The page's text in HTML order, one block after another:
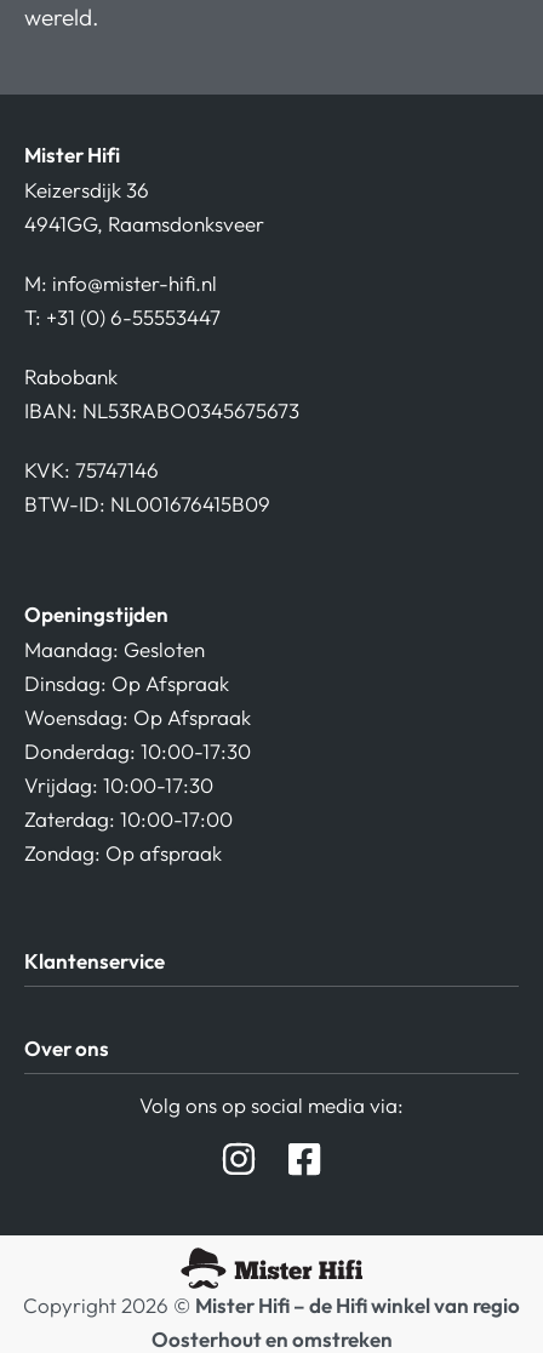
wereld.
Mister Hifi
Keizersdijk 36
4941GG, Raamsdonksveer
M: info@mister-hifi.nl
T: +31 (0) 6-55553447
Rabobank
IBAN: NL53RABO0345675673
KVK: 75747146
BTW-ID: NL001676415B09
Openingstijden
Maandag: Gesloten
Dinsdag: Op Afspraak
Woensdag: Op Afspraak
Donderdag: 10:00-17:30
Vrijdag: 10:00-17:30
Zaterdag: 10:00-17:00
Zondag: Op afspraak
Klantenservice
Privacy beleid
Verzending / Retour
Over ons
Hifi winkel Raamsdonksveer
Volg ons op social media via:
Copyright 2026 © Mister Hifi – de Hifi winkel van regio
Oosterhout en omstreken